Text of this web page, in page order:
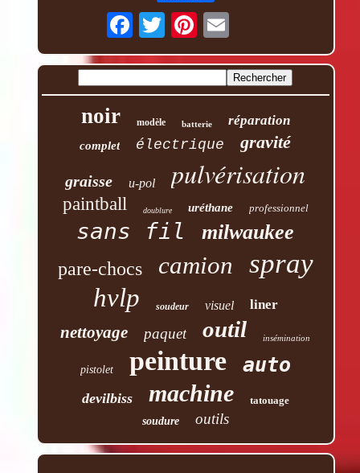
noir modèle batterie réparation
complet électrique gravité
graisse u-pol pulvérisation
paintball doublure uréthane professionnel
sans fil milwaukee
pare-chocs camion spray
hvlp soudeur visuel liner
nettoyage paquet outil insémination
pistolet peinture auto
devilbiss machine
tatouage
soudure
outils